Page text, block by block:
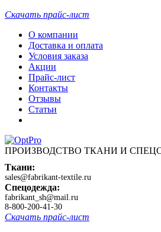
Скачать прайс-лист
О компании
Доставка и оплата
Условия заказа
Акции
Прайс-лист
Контакты
Отзывы
Статьи
ПРОИЗВОДСТВО ТКАНИ И
Ткани:
sales@fabrikant-textile.ru
Спецодежда:
fabrikant_sh@mail.ru
8-800-200-41-30
Скачать прайс-лист